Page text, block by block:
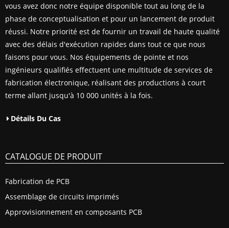
vous avez donc notre équipe disponible tout au long de la
phase de conceptualisation et pour un lancement de produit
réussi. Notre priorité est de fournir un travail de haute qualité
avec des délais d'exécution rapides dans tout ce que nous
faisons pour vous. Nos équipements de pointe et nos
ingénieurs qualifiés effectuent une multitude de services de
fabrication électronique, réalisant des productions à court
terme allant jusqu'à 10 000 unités à la fois.
Détails Du Cas
CATALOGUE DE PRODUIT
Fabrication de PCB
Assemblage de circuits imprimés
Approvisionnement en composants PCB